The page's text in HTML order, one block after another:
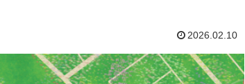
2026.02.10